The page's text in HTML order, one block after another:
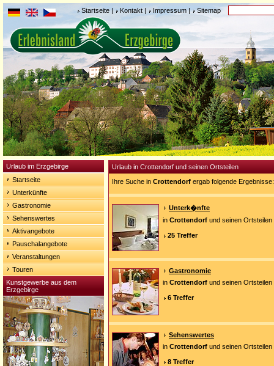
Startseite | Kontakt | Impressum| Sitemap
Urlaub im Erzgebirge
Startseite
Unterkünfte
Gastronomie
Sehenswertes
Aktivangebote
Pauschalangebote
Veranstaltungen
Touren
Kunstgewerbe aus dem
Erzgebirge
Urlaub in Crottendorf und seinen Ortsteilen
Ihre Suche in Crottendorf ergab folgende Ergebnisse:
Unterk�nfte
in Crottendorf und seinen Ortsteilen
25 Treffer
Gastronomie
in Crottendorf und seinen Ortsteilen
6 Treffer
Sehenswertes
in Crottendorf und seinen Ortsteilen
8 Treffer